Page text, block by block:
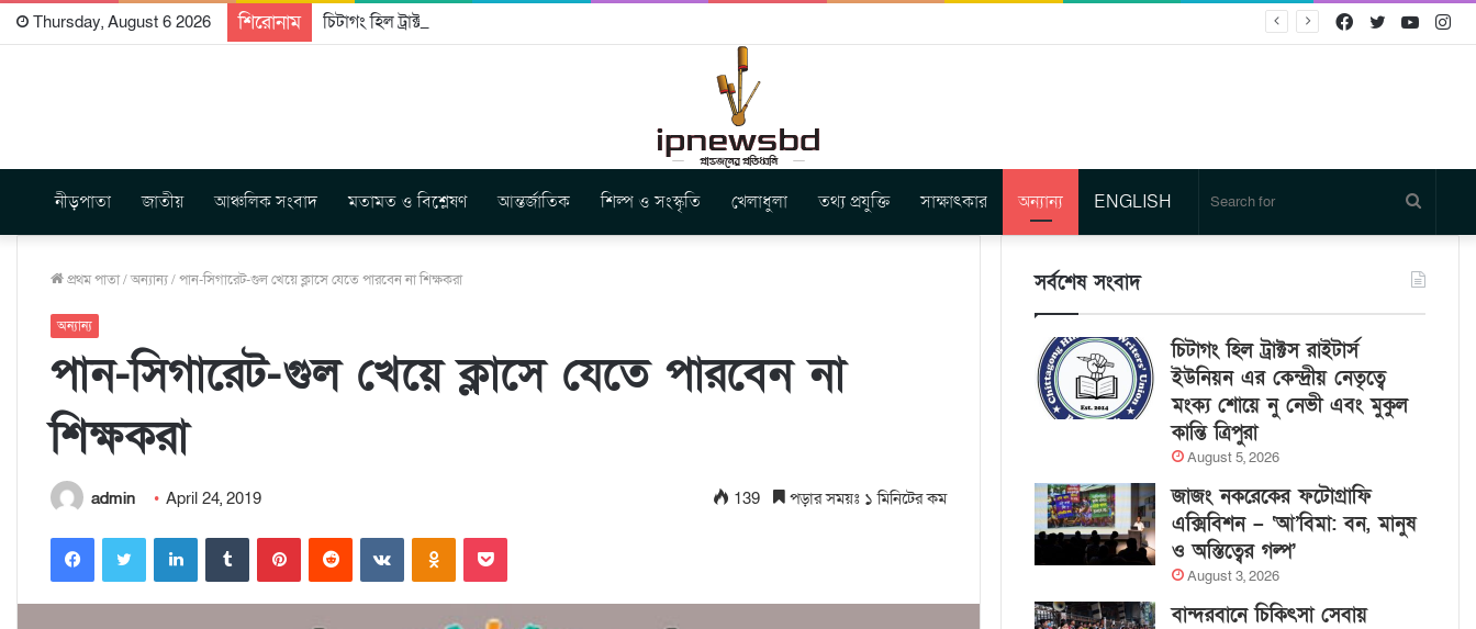
Thursday, August 6 2026 শিরোনাম চিটাগং হিল ট্রাক্টস রাইটার্স ইউনিয়ন এর কেন্দ্রীয় নেতৃত্বে মংক্য শোয়ে নু নেভী এবং মুকুল কান্তি ত্রিপুরা Twitter
Facebook
নীড়পাতা জাতীয় আঞ্চলিক সংবাদ মতামত ও বিশ্লেষণ আন্তর্জাতিক শিল্প ও সংস্কৃতি খেলাধুলা তথ্য প্রযুক্তি সাক্ষাৎকার অন্যান্য ENGLISH
for
প্রথম পাতা/অন্যান্য/পান-সিগারেট-গুল খেয়ে ক্লাসে যেতে পারবেন না শিক্ষকরা
অন্যান্য
পান-সিগারেট-গুল খেয়ে ক্লাসে যেতে পারবেন না
শিক্ষকরা
admin April 24, 2019 139 পড়ার সময়ঃ ১ মিনিটের কম
সর্বশেষ সংবাদ
চিটাগং হিল ট্রাক্টস রাইটার্স
ইউনিয়ন এর কেন্দ্রীয় নেতৃত্বে
মংক্য শোয়ে নু নেভী এবং মুকুল
কান্তি ত্রিপুরা
August 5, 2026
জাজং নকরেকের ফটোগ্রাফি
এক্সিবিশন – ‘আ’বিমা: বন, মানুষ
ও অস্তিত্বের গল্প’
August 3, 2026
বান্দরবানে চিকিৎসা সেবায়